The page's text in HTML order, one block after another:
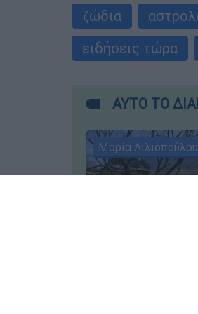
ζώδια
ειδήσεις τώρα
ΑΥΤΟ ΤΟ
Μαρία Λιλιοπούλου